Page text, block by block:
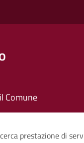
Comune
prestazione di